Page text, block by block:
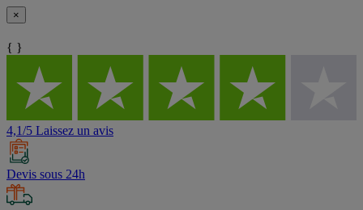
×
{ }
4,1/5 Laissez un avis
Devis sous 24h